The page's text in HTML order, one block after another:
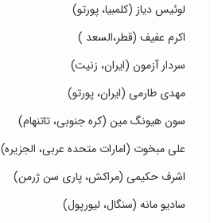
لوئیس دیاز (کلمبیا، پورتو)
اکرم عفیف (قطر،السعد )
سردار آزمون (ایران، زنیت)
مهدی طارمی (ایران، پورتو)
سون هیونگ مین (کره جنوبی، تاتنهام)
علی مبخوت (امارات متحده عربی، الجزیره)
اشرف حکیمی (مراکش، پاری سن ژرمن)
سادیو مانه (سنگال، لیورپول)